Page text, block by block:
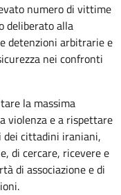
numero di vittime
deliberato alla
detenzioni arbitrarie e
nei confronti
la massima
violenza e a rispettare
cittadini iraniani,
di cercare, ricevere e
di associazione e di